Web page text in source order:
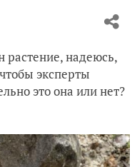
растение, надеюсь,
эксперты
это она или нет?